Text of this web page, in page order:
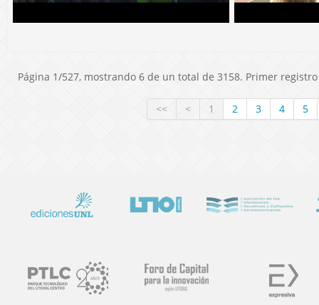
Página 1/527, mostrando 6 de un total de 3158. Primer
<< < 1 2 3 4 5